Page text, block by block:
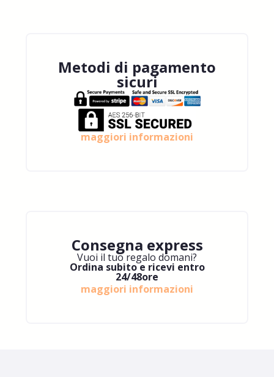
Metodi di pagamento
sicuri
maggiori informazioni
Consegna express
Vuoi il tuo regalo domani?
Ordina subito e ricevi entro
24/48ore
maggiori informazioni